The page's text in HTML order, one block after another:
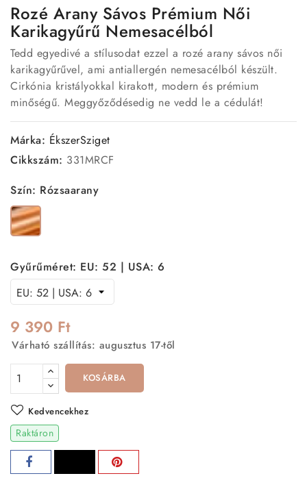
Rozé Arany Sávos Prémium Női
Karikagyűrű Nemesacélból
Tedd egyedivé a stílusodat ezzel a rozé arany sávos női
karikagyűrűvel, ami antiallergén nemesacélból készült.
Cirkónia kristályokkal kirakott, modern és prémium
minőségű. Meggyőződésedig ne vedd le a cédulát!
Márka: ÉkszerSziget
Cikkszám: 331MRCF
Szín: Rózsaarany
Rózsaarany
Gyűrűméret: EU: 52 | USA: 6
9 390 Ft
Várható szállítás: augusztus 17-től
KOSÁRBA
Kedvencekhez
Raktáron